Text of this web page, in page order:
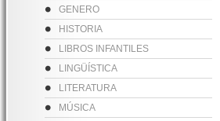
GENERO
HISTORIA
LIBROS INFANTILES
LINGÜÍSTICA
LITERATURA
MÚSICA